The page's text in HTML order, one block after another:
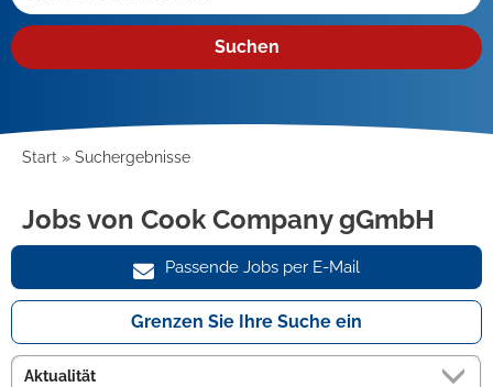
Suchen
Start Suchergebnisse
Jobs von Cook Company gGmbH
Passende Jobs per E-Mail
Grenzen Sie Ihre Suche ein